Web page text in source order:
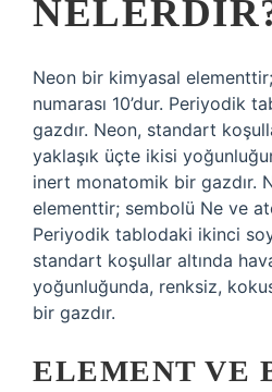
Neon bir kimyasal
numarası 10’dur. Periyodik
gazdır. Neon, standart
yaklaşık üçte ikisi
inert monatomik bir gazdır.
elementtir; sembolü Ne ve
Periyodik tablodaki ikinci
standart koşullar altında
yoğunluğunda, renksiz,
bir gazdır.
ELEMENT VE